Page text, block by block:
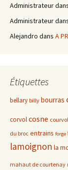
Administrateur
Administrateur
Alejandro dans A
Étiquettes
bellary billy bourras
corvolcosne courvol
du broc entrains forge
lamoignon la
mahaut de courtenay